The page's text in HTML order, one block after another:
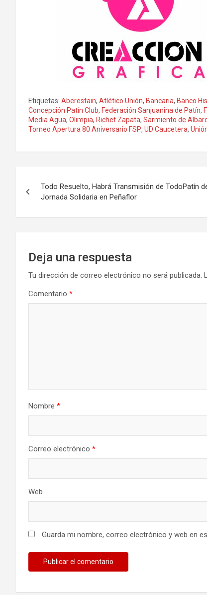
Etiquetas: Aberestain, Atlético Unión, Bancaria, Banco
Concepción Patín Club, Federación Sanjuanina de Patín,
Media Agua, Olimpia, Richet Zapata, Sarmiento de
Torneo Apertura 80 Aniversario FSP, UD Caucetera,
de
entradas
Todo Resuelto, Habrá Transmisión de TodoPatín
Jornada Solidaria en Peñaflor
Deja una respuesta
Tu dirección de correo electrónico no será publicada.
Comentario *
Nombre *
Correo electrónico *
Web
Guarda mi nombre, correo electrónico y web en